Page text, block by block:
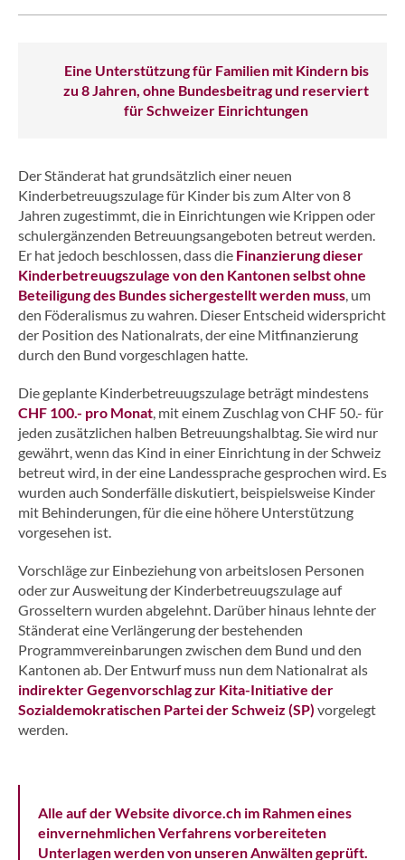
Eine Unterstützung für Familien mit Kindern bis
zu 8 Jahren, ohne Bundesbeitrag und reserviert
für Schweizer Einrichtungen
Der Ständerat hat grundsätzlich einer neuen
Kinderbetreuugszulage für Kinder bis zum Alter von 8
Jahren zugestimmt, die in Einrichtungen wie Krippen oder
schulergänzenden Betreuungsangeboten betreut werden.
Er hat jedoch beschlossen, dass die Finanzierung dieser
Kinderbetreuugszulage von den Kantonen selbst ohne
Beteiligung des Bundes sichergestellt werden muss, um
den Föderalismus zu wahren. Dieser Entscheid widerspricht
der Position des Nationalrats, der eine Mitfinanzierung
durch den Bund vorgeschlagen hatte.
Die geplante Kinderbetreuugszulage beträgt mindestens
CHF 100.- pro Monat, mit einem Zuschlag von CHF 50.- für
jeden zusätzlichen halben Betreuungshalbtag. Sie wird nur
gewährt, wenn das Kind in einer Einrichtung in der Schweiz
betreut wird, in der eine Landessprache gesprochen wird. Es
wurden auch Sonderfälle diskutiert, beispielsweise Kinder
mit Behinderungen, für die eine höhere Unterstützung
vorgesehen ist.
Vorschläge zur Einbeziehung von arbeitslosen Personen
oder zur Ausweitung der Kinderbetreuugszulage auf
Grosseltern wurden abgelehnt. Darüber hinaus lehnte der
Ständerat eine Verlängerung der bestehenden
Programmvereinbarungen zwischen dem Bund und den
Kantonen ab. Der Entwurf muss nun dem Nationalrat als
indirekter Gegenvorschlag zur Kita-Initiative der
Sozialdemokratischen Partei der Schweiz (SP) vorgelegt
werden.
Alle auf der Website divorce.ch im Rahmen eines
einvernehmlichen Verfahrens vorbereiteten
Unterlagen werden von unseren Anwälten geprüft.